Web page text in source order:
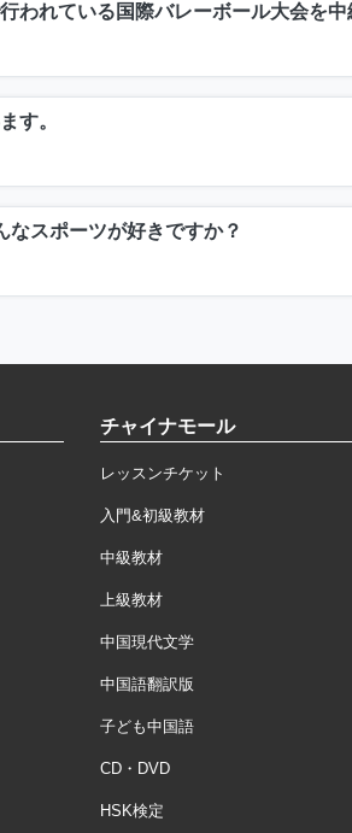
われている国際バレーボール大会を中
す。
なスポーツが好きですか？
チャイナモール
レッスンチケット
入門&初級教材
中級教材
上級教材
中国現代文学
中国語翻訳版
子ども中国語
CD・DVD
HSK検定